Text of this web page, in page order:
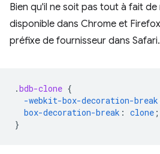
Bien qu'il ne soit pas tout à fait
disponible dans Chrome et
préfixe de fournisseur dans Safari.
.bdb-clone {
-webkit-box-decoration-break
box-decoration-break : clone ;
}